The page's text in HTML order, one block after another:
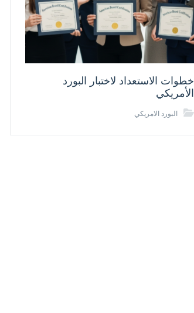
خطوات الاستعداد لاختبار البورد
الأمريكي
البورد الامريكي